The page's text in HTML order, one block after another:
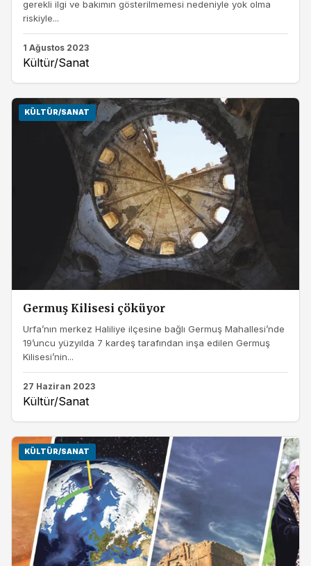
gerekli ilgi ve bakımın gösterilmemesi nedeniyle yok olma
riskiyle...
1 Ağustos 2023
Kültür/Sanat
KÜLTÜR/SANAT
Germuş Kilisesi çöküyor
Urfa’nın merkez Haliliye ilçesine bağlı Germuş Mahallesi’nde
19’uncu yüzyılda 7 kardeş tarafından inşa edilen Germuş
Kilisesi’nin...
27 Haziran 2023
Kültür/Sanat
KÜLTÜR/SANAT